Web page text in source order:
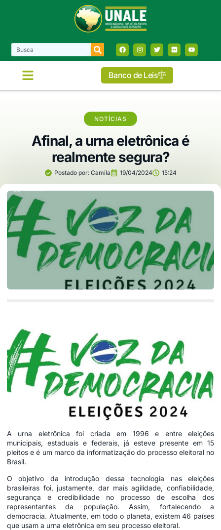
Banco de Leis
NOTÍCIAS
Afinal, a urna eletrônica é
realmente segura?
Postado por:Camila 19/04/2024 15:24
A urna eletrônica foi criada em 1996 e entre eleições
municipais, estaduais e federais, já esteve presente em 15
pleitos e é um marco da informatização do processo eleitoral no
Brasil.
O objetivo da introdução dessa tecnologia nas eleições
brasileiras foi, justamente, dar mais agilidade, confiabilidade,
segurança e credibilidade no processo de escolha dos
representantes da população. Assim, fortalecendo a
democracia. Atualmente, em todo o planeta, existem 46 países
que usam a urna eletrônica em seu processo eleitoral.